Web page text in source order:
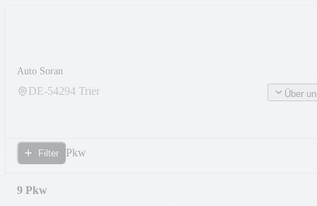
Auto Soran
DE-54294 Trier Über
Filter Pkw
9 Pkw